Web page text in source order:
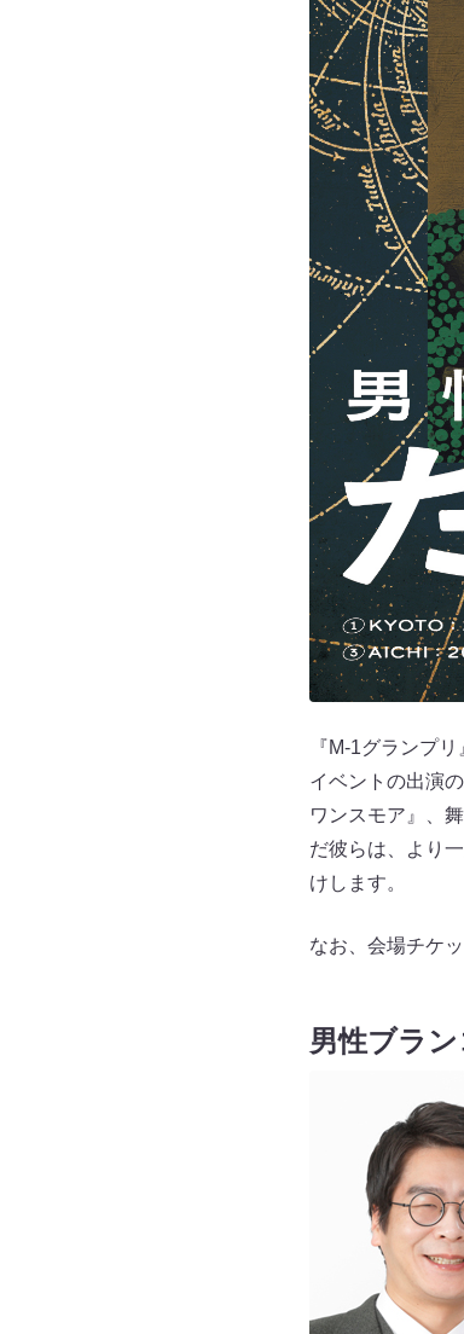
『M-1グランプ
イベントの出演
ワンスモア』、
だ彼らは、より
けします。
なお、会場チケ
男性ブラ